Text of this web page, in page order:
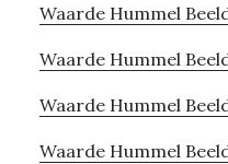
Waarde Hummel
Waarde Hummel
Waarde Hummel
Waarde Hummel